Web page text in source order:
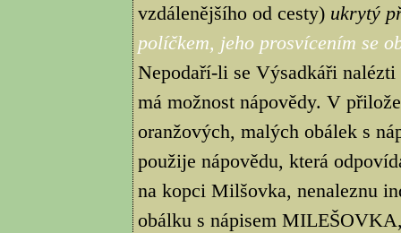
vzdálenějšího od cesty) ukrytý
políčkem, jeho prosvícením se
Nepodaří-li se Výsadkáři
má možnost nápovědy. V
oranžových, malých obálek s
použije nápovědu, která
na kopci Milšovka, nenaleznu
obálku s nápisem